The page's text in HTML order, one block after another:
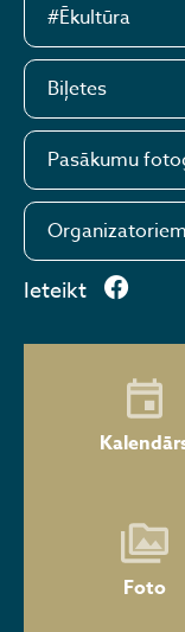
#Ēkultūra
Biļetes
Pasākumu
Ieteikt
Foto